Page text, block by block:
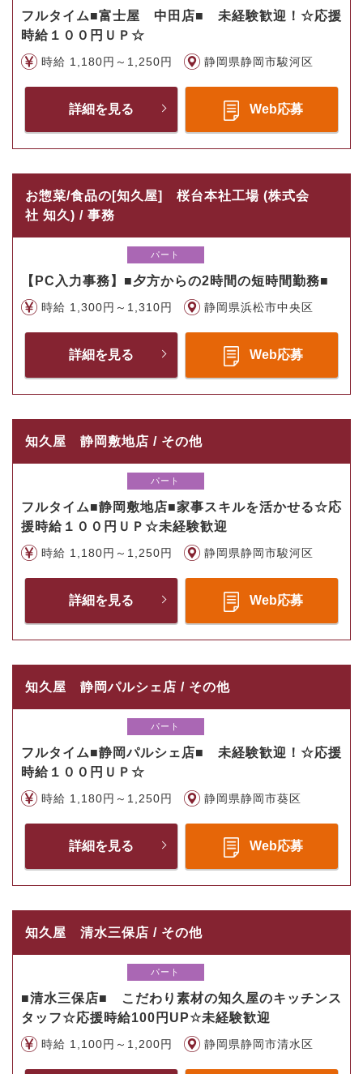
フルタイム■富士屋 中田店■ 未経験歓迎！☆応援
時給１００円ＵＰ☆
時給 1,180円～1,250円 静岡県静岡市駿河区
詳細を見る Web応募
お惣菜/食品の[知久屋] 桜台本社工場 (株式会
社 知久) / 事務
パート
【PC入力事務】■夕方からの2時間の短時間勤務■
時給 1,300円～1,310円 静岡県浜松市中央区
詳細を見る Web応募
知久屋 静岡敷地店 / その他
パート
フルタイム■静岡敷地店■家事スキルを活かせる☆応
援時給１００円ＵＰ☆未経験歓迎
時給 1,180円～1,250円 静岡県静岡市駿河区
詳細を見る Web応募
知久屋 静岡パルシェ店 / その他
パート
フルタイム■静岡パルシェ店■ 未経験歓迎！☆応援
時給１００円ＵＰ☆
時給 1,180円～1,250円 静岡県静岡市葵区
詳細を見る Web応募
知久屋 清水三保店 / その他
パート
■清水三保店■ こだわり素材の知久屋のキッチンス
タッフ☆応援時給100円UP☆未経験歓迎
時給 1,100円～1,200円 静岡県静岡市清水区